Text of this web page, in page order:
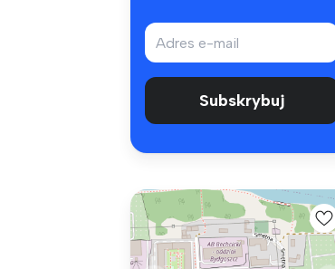
Subskrybuj